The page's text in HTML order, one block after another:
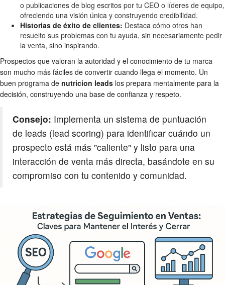
o publicaciones de blog escritos por tu CEO o líderes de equipo,
ofreciendo una visión única y construyendo credibilidad.
Historias de éxito de clientes: Destaca cómo otros han
resuelto sus problemas con tu ayuda, sin necesariamente pedir
la venta, sino inspirando.
Prospectos que valoran la autoridad y el conocimiento de tu marca
son mucho más fáciles de convertir cuando llega el momento. Un
buen programa de nutricion leads los prepara mentalmente para la
decisión, construyendo una base de confianza y respeto.
Consejo: Implementa un sistema de puntuación
de leads (lead scoring) para identificar cuándo un
prospecto está más "caliente" y listo para una
interacción de venta más directa, basándote en su
compromiso con tu contenido y comunidad.